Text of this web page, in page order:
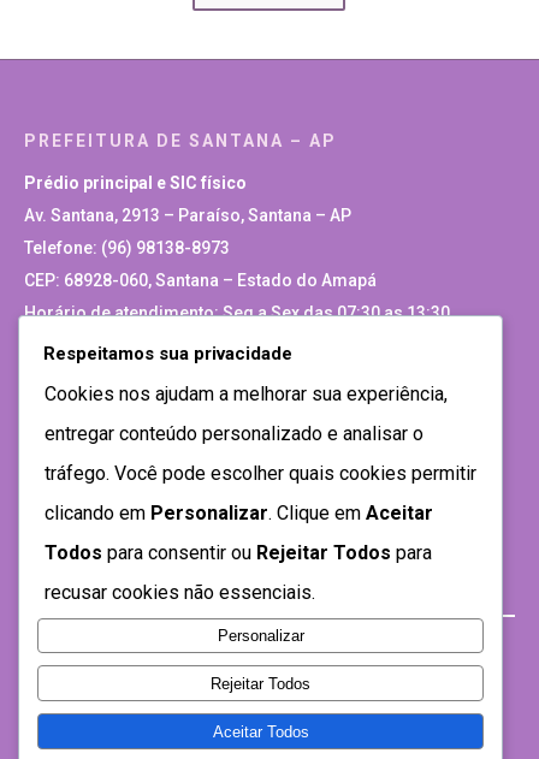
PREFEITURA DE SANTANA – AP
Prédio principal e SIC físico
Av. Santana, 2913 – Paraíso, Santana – AP
Telefone: (96) 98138-8973
CEP: 68928-060, Santana – Estado do Amapá
Horário de atendimento: Seg a Sex das 07:30 as 13:30
Site Antigo
Respeitamos sua privacidade
Cookies nos ajudam a melhorar sua experiência,
entregar conteúdo personalizado e analisar o
tráfego. Você pode escolher quais cookies permitir
clicando em Personalizar. Clique em Aceitar
Todos para consentir ou Rejeitar Todos para
recusar cookies não essenciais.
Personalizar
Rejeitar Todos
Aceitar Todos